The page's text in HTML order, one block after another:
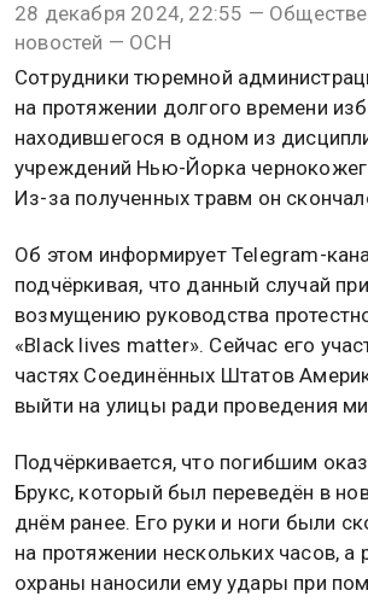
28 декабря 2024, 22:55 —
новостей — ОСН
Сотрудники тюремной
на протяжении долгого времени
находившегося в одном из
учреждений Нью-Йорка
Из-за полученных травм он
Об этом информирует Telegram-
подчёркивая, что данный случай
возмущению руководства
«Black lives matter». Сейчас его
частях Соединённых Штатов
выйти на улицы ради проведения
Подчёркивается, что погибшим
Брукс, который был переведён в
днём ранее. Его руки и ноги были
на протяжении нескольких часов, а
охраны наносили ему удары при